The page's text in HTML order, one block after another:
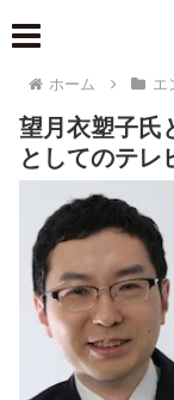
ホーム エ
望月衣塑子氏
としてのテレ